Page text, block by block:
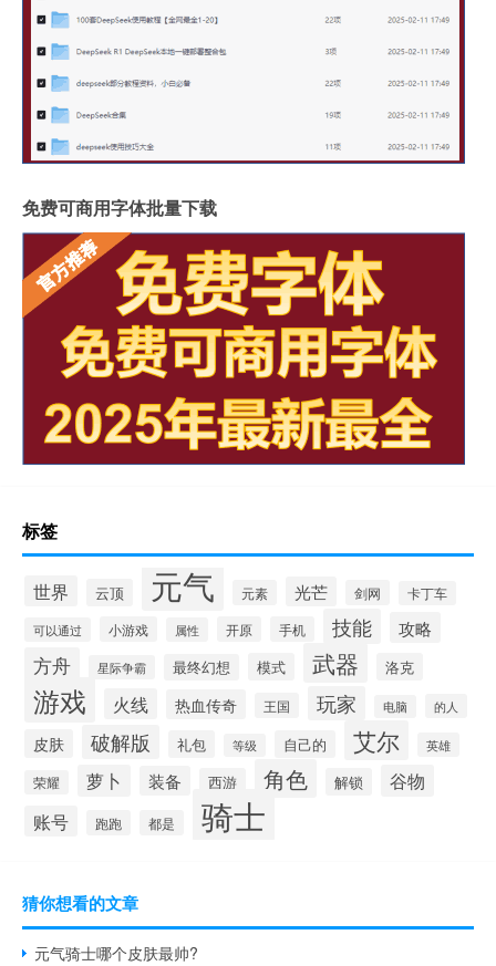
免费可商用字体批量下载
标签
世界 云顶 元气 元素 光芒 剑网 卡丁车
可以通过 小游戏 属性 开原 手机 技能 攻略
方舟 星际争霸 最终幻想 模式 武器 洛克
游戏 火线 热血传奇 王国 玩家 电脑 的人
皮肤 破解版 礼包 等级 自己的 艾尔 英雄
荣耀 萝卜 装备 西游 角色 解锁 谷物
账号 跑跑 都是 骑士
猜你想看的文章
元气骑士哪个皮肤最帅?